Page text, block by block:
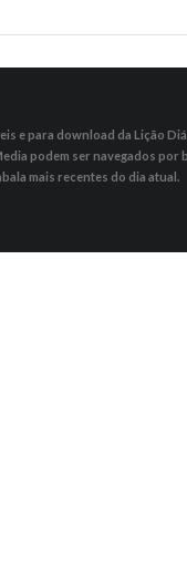
​​e para download da Lição
podem ser navegados por
mais recentes do dia atual.